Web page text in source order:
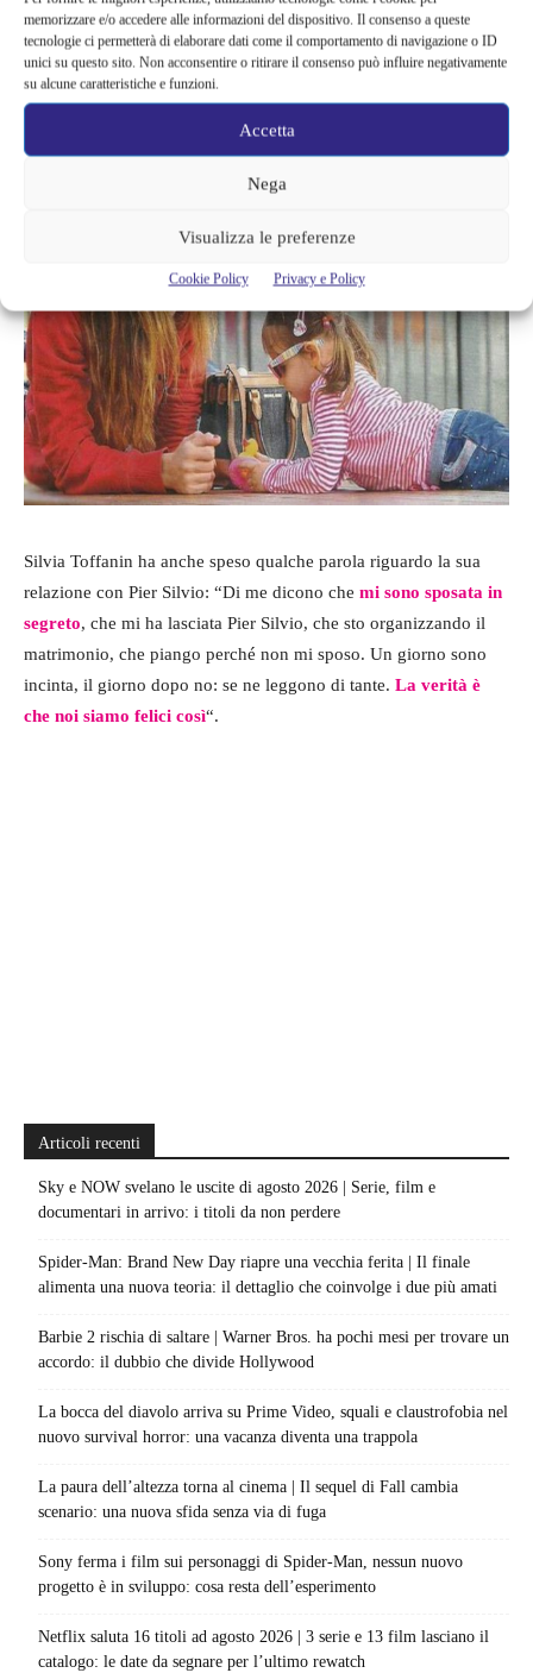
memorizzare e/o accedere alle informazioni del dispositivo. Il consenso a queste
tecnologie ci permetterà di elaborare dati come il comportamento di navigazione o ID
unici su questo sito. Non acconsentire o ritirare il consenso può influire negativamente
su alcune caratteristiche e funzioni.
Accetta
Nega
Visualizza le preferenze
Cookie Policy Privacy e Policy
riguarda la secondogenita: da piccola Sofia Valentina era
convinta chesua madre si chiamasse “Pier Silvia”, come suo
padre. Un piccolo “segreto” che ha fatto sorridere i fan della
conduttrice, che di rado si sbottona sulla sua vita privata e su
Silvia Toffanin ha anche speso qualche parola riguardo la sua
relazione con Pier Silvio: “Di me dicono che mi sono sposata in
segreto, che mi ha lasciata Pier Silvio, che sto organizzando il
matrimonio, che piango perché non mi sposo. Un giorno sono
incinta, il giorno dopo no: se ne leggono di tante. La verità è
che noi siamo felici così“.
Articoli recenti
Sky e NOW svelano le uscite di agosto 2026 | Serie, film e
documentari in arrivo: i titoli da non perdere
Spider-Man: Brand New Day riapre una vecchia ferita | Il finale
alimenta una nuova teoria: il dettaglio che coinvolge i due più amati
Barbie 2 rischia di saltare | Warner Bros. ha pochi mesi per trovare un
accordo: il dubbio che divide Hollywood
La bocca del diavolo arriva su Prime Video, squali e claustrofobia nel
nuovo survival horror: una vacanza diventa una trappola
La paura dell’altezza torna al cinema | Il sequel di Fall cambia
scenario: una nuova sfida senza via di fuga
Sony ferma i film sui personaggi di Spider-Man, nessun nuovo
progetto è in sviluppo: cosa resta dell’esperimento
Netflix saluta 16 titoli ad agosto 2026 | 3 serie e 13 film lasciano il
catalogo: le date da segnare per l’ultimo rewatch